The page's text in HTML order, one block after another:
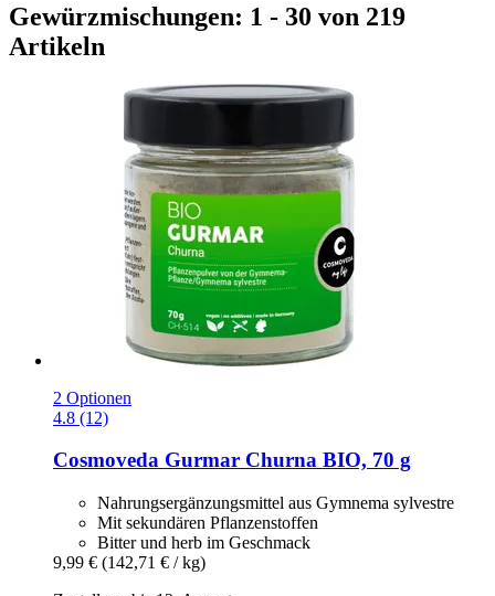
Gewürzmischungen: 1 - 30 von 219
Artikeln
2 Optionen
4.8 (12)
Cosmoveda Gurmar Churna BIO, 70 g
Nahrungsergänzungsmittel aus Gymnema sylvestre
Mit sekundären Pflanzenstoffen
Bitter und herb im Geschmack
9,99 € (142,71 € / kg)